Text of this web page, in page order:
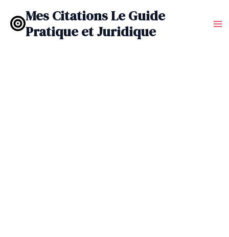
contenu
Mes Citations Le Guide
Pratique et Juridique